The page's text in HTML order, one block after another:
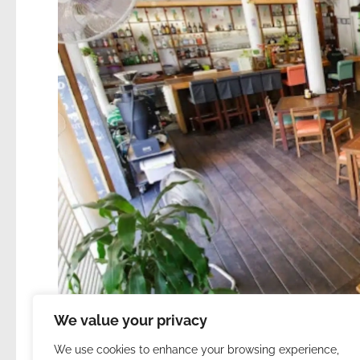
We value your privacy
We use cookies to enhance your browsing experience,